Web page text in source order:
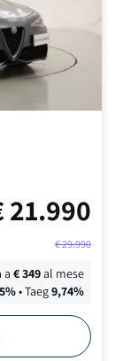
21.990
€29.990
a€349al mese
%• Taeg9,74%